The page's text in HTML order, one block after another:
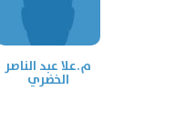
م.علا عبد الناصر
الخضري